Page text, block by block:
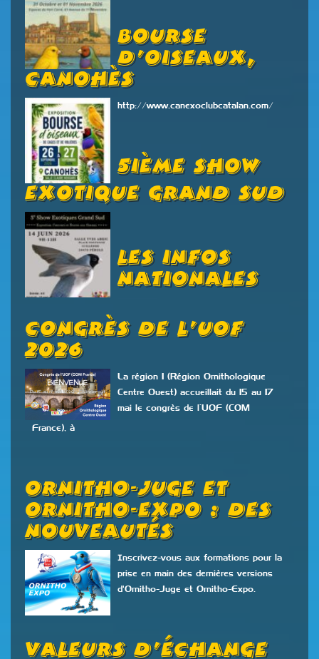
Bourse
D’oiseaux,
Canohès
http://www.canexoclubcatalan.com/
5ième Show
Exotique Grand Sud
Les Infos
Nationales
Congrès De L’UOF
2026
La région 1 (Région Ornithologique
Centre Ouest) accueillait du 15 au 17
mai le congrès de l’UOF (COM
France), à
Ornitho-Juge Et
Ornitho-Expo : Des
Nouveautés
Inscrivez-vous aux formations pour la
prise en main des dernières versions
d'Ornitho-Juge et Ornitho-Expo.
Valeurs D’échange